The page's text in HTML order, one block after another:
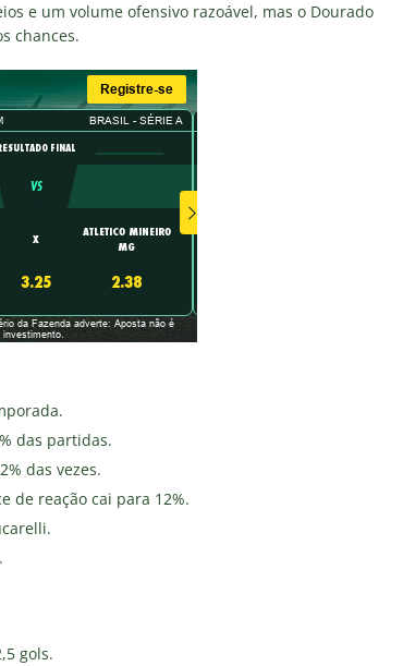
e um volume ofensivo razoável, mas o Dourado
chances.
das partidas.
das vezes.
de reação cai para 12%.
gols.